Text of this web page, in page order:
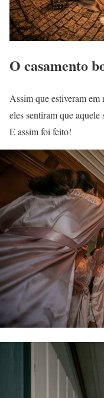
O casamento
Assim que estiveram
eles sentiram que
E assim foi feito!